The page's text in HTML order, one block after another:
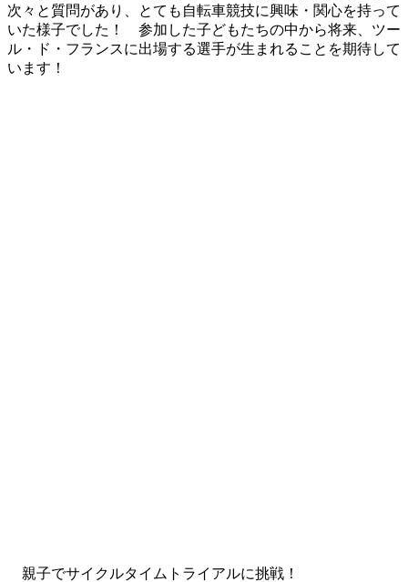
次々と質問があり、とても自転車競技に興味・関心を持って
いた様子でした！ 参加した子どもたちの中から将来、ツー
ル・ド・フランスに出場する選手が生まれることを期待して
います！
親子でサイクルタイムトライアルに挑戦！